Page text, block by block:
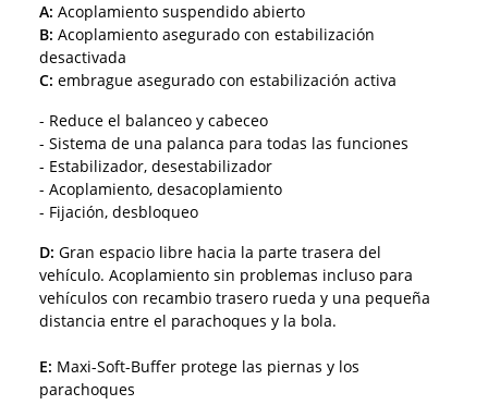
A: Acoplamiento suspendido abierto
B: Acoplamiento asegurado con estabilización
desactivada
C: embrague asegurado con estabilización activa
- Reduce el balanceo y cabeceo
- Sistema de una palanca para todas las funciones
- Estabilizador, desestabilizador
- Acoplamiento, desacoplamiento
- Fijación, desbloqueo
D: Gran espacio libre hacia la parte trasera del
vehículo. Acoplamiento sin problemas incluso para
vehículos con recambio trasero rueda y una pequeña
distancia entre el parachoques y la bola.
E: Maxi-Soft-Buffer protege las piernas y los
parachoques